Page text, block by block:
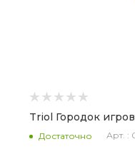
Triol Городок
Достаточно Арт. :